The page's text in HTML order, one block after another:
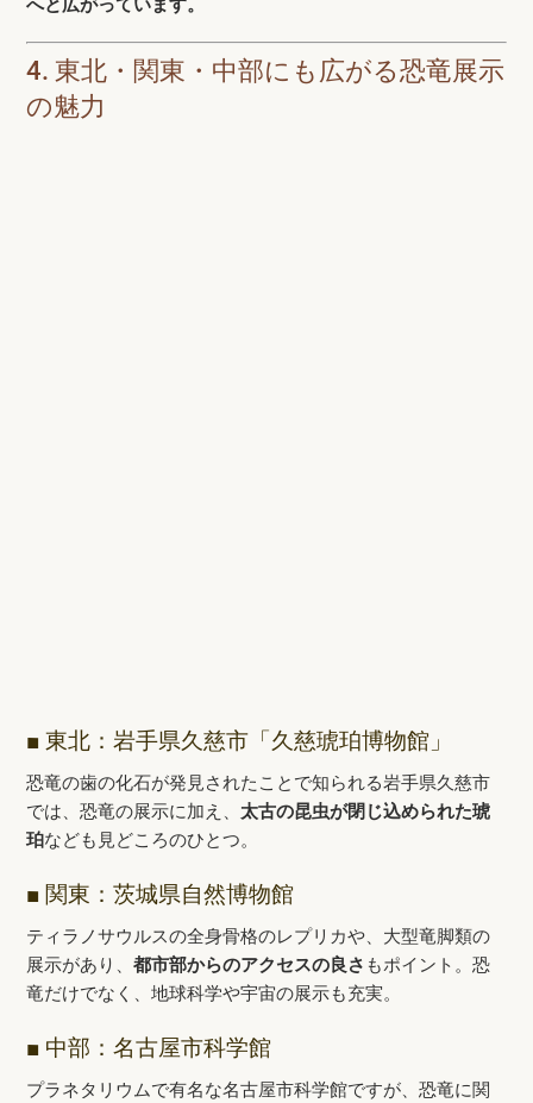
へと広がっています。
4. 東北・関東・中部にも広がる恐竜展示
の魅力
■ 東北：岩手県久慈市「久慈琥珀博物館」
恐竜の歯の化石が発見されたことで知られる岩手県久慈市
では、恐竜の展示に加え、 太古の昆虫が閉じ込められた琥
珀なども見どころのひとつ。
■ 関東：茨城県自然博物館
ティラノサウルスの全身骨格のレプリカや、大型竜脚類の
展示があり、都市部からのアクセスの良さ もポイント。恐
竜だけでなく、地球科学や宇宙の展示も充実。
■ 中部：名古屋市科学館
プラネタリウムで有名な名古屋市科学館ですが、恐竜に関